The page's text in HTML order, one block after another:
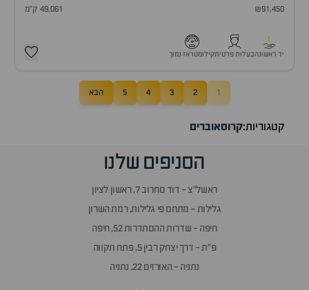
₪91,450 49,061 ק"מ
1
יד ראשונהבעלות פרטיתקילומטראז נמוך
1
2
3
4
5 הבא
קטגוריות:קרוסאוברים
הסניפים שלנו
ראשל״צ - דוד סחרוב 7, ראשון לציון
גלילות - מתחם פי גלילות, רמת השרון
חיפה - שדרות ההסתדרות 52, חיפה
פ״ת - דרך יצחק רבין 5, פתח תקווה
נתניה - האורזים 22, נתניה